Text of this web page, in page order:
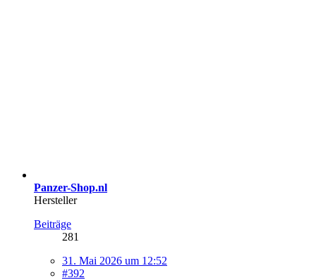
Panzer-Shop.nl
Hersteller
Beiträge
281
31. Mai 2026 um 12:52
#392